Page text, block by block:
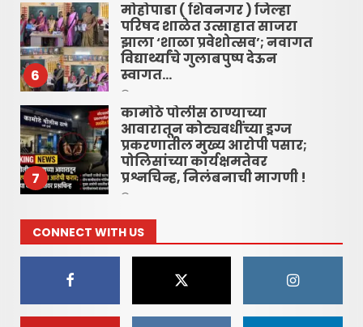
6
मोहोपाडा ( शिवनगर ) जिल्हा
परिषद शाळेत उत्साहात साजरा
झाला ‘शाळा प्रवेशोत्सव’; नवागत
विद्यार्थ्यांचे गुलाबपुष्प देऊन
स्वागत…
7
कामोठे पोलीस ठाण्याच्या
आवारातून कोट्यवधींच्या ड्रग्ज
प्रकरणातील मुख्य आरोपी पसार;
पोलिसांच्या कार्यक्षमतेवर
प्रश्नचिन्ह, निलंबनाची मागणी !
रायगड लोकधारा ई पेपर शुक्रवार,
दि. १० जुलै २०२६
July 10, 2026
CONNECT WITH US